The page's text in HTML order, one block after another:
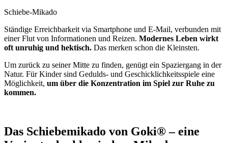
Schiebe-Mikado
Ständige Erreichbarkeit via Smartphone und E-Mail, verbunden mit
einer Flut von Informationen und Reizen. Modernes Leben wirkt
oft unruhig und hektisch. Das merken schon die Kleinsten.
Um zurück zu seiner Mitte zu finden, genügt ein Spaziergang in der
Natur. Für Kinder sind Gedulds- und Geschicklichkeitsspiele eine
Möglichkeit, um über die Konzentration im Spiel zur Ruhe zu
kommen.
Das Schiebemikado von Goki® – eine